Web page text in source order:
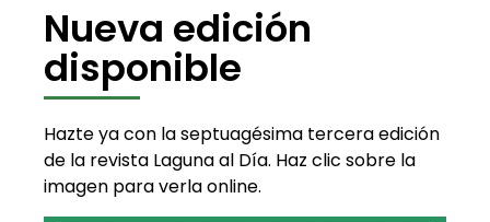
Nueva edición
disponible
Hazte ya con la septuagésima tercera edición
de la revista Laguna al Día. Haz clic sobre la
imagen para verla online.